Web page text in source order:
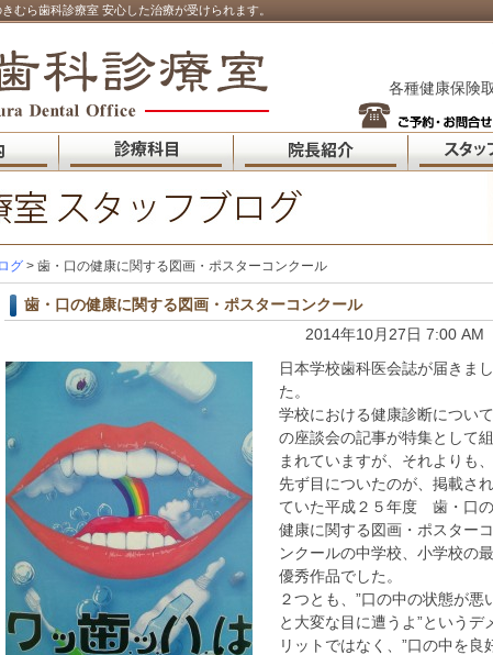
むら歯科診療室 安心した治療が受けられます。
各種健康保険
グ > 歯・口の健康に関する図画・ポスターコンクール
歯・口の健康に関する図画・ポスターコンクール
2014年10月27日 7:00 AM
日本学校歯科医会誌が届きまし
た。
学校における健康診断について
の座談会の記事が特集として組
まれていますが、それよりも、
先ず目についたのが、掲載され
ていた平成２５年度 歯・口の
健康に関する図画・ポスターコ
ンクールの中学校、小学校の最
優秀作品でした。
２つとも、”口の中の状態が悪
と大変な目に遭うよ”というデ
リットではなく、”口の中を良